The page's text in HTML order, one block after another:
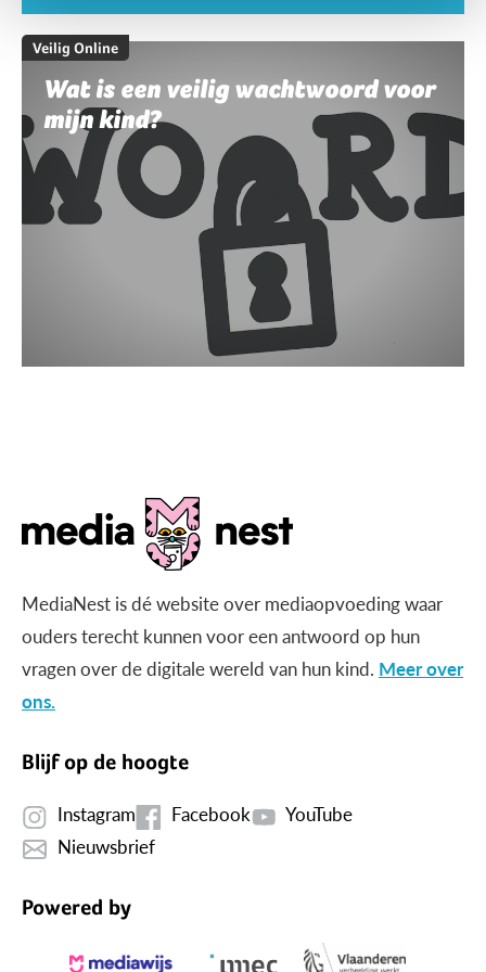
Veilig Online
Wat is een veilig wachtwoord voor
mijn kind?
MediaNest is dé website over mediaopvoeding waar
ouders terecht kunnen voor een antwoord op hun
vragen over de digitale wereld van hun kind. Meer over
ons.
Blijf op de hoogte
Instagram Facebook
YouTube
Nieuwsbrief
Powered by